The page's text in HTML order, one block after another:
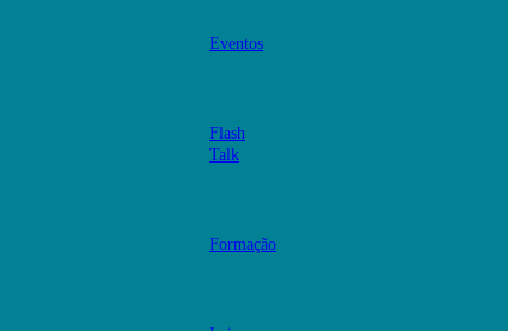
Eventos
Flash
Talk
Formação